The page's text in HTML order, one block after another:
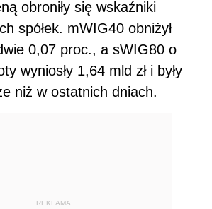
obroniły się wskaźniki
spółek. mWIG40 obniżył
0,07 proc., a sWIG80 o
wyniosły 1,64 mld zł i były
niż w ostatnich dniach.
REKLAMA